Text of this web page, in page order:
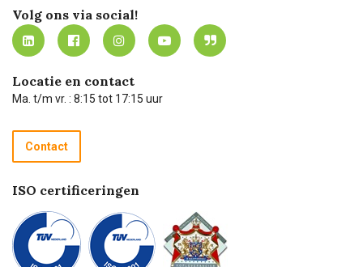
Werken bij Carel Lurvink
MVO
Mijn Carel Lurvink
Mijn Carel Lurvink instructievideo's
Carel Lurvink App
Hulp op afstand
Technische dienst
Recycle programma
Betalen
Innovation LAB
Tevreden klanten
Carel Lurvink Blog
Carel de podcast
Volg ons via social!
Locatie en contact
Ma. t/m vr. : 8:15 tot 17:15 uur
Contact
ISO certificeringen